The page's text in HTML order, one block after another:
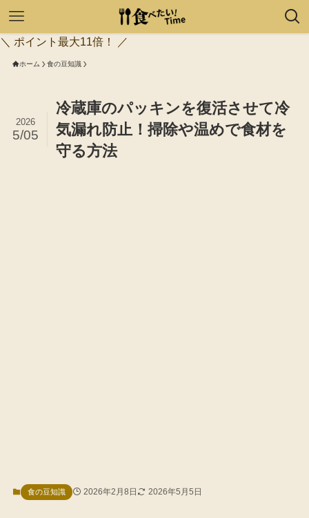
＼ ポイント最大11倍！ ／
ホーム 食の豆知識
冷蔵庫のパッキンを復活させて冷
気漏れ防止！掃除や温めで食材を
守る方法
2026
5/05
食の豆知識 2026年2月8日 2026年5月5日